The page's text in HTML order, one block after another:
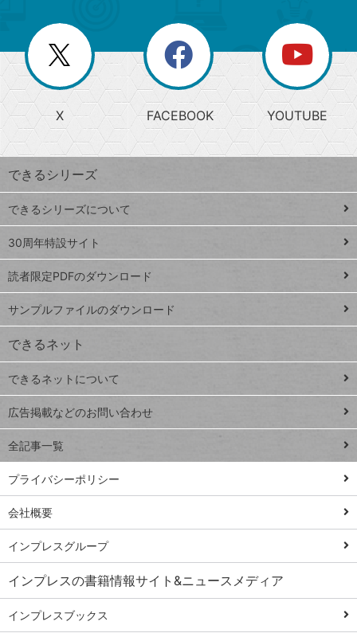
じ
る
search
検
索
上
昇
ワ
ー
ド
Google
スプレ
ッドシ
ート
iPhone
VLOOKUP
close
閉じ
る
閉
じ
る
ー
か
ら
探
す
ト
ッ
プ
ペ
ジ
連載
Excel Q&A
トイアンナ流仕
事術
PowerAutomate
ではじめる業務
の完全自動化
AI議事録作成術
Windows 11
Q&A
Teams踏み込み
活用術
X FACEBOOK YOUTUBE
できるシリーズ
できるシリーズについて
30周年特設サイト
読者限定PDFのダウンロード
サンプルファイルのダウンロード
できるネット
できるネットについて
広告掲載などのお問い合わせ
全記事一覧
プライバシーポリシー
会社概要
インプレスグループ
インプレスの書籍情報サイト&ニュースメディア
インプレスブックス